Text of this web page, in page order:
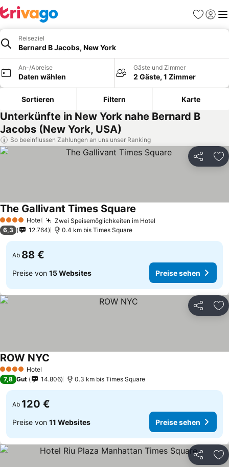
Favoriten
Reiseziel
Bernard B Jacobs, New York
An-/Abreise
Daten wählen
Gäste und Zimmer
2 Gäste, 1 Zimmer
Sortieren Filtern Karte
Unterkünfte in New York nahe Bernard B
Jacobs (New York, USA)
So beeinflussen Zahlungen an uns unser Ranking
Teilen
4 Sterne Hotel Zwei Speisemöglichkeiten im Hotel
The Gallivant Times Square
6,3 12.764 0.4 km bis Times Square
Ab 88 €
Preise von 15 Websites Preise sehen
Teilen
4 Sterne Hotel
ROW NYC
7,8 Gut 14.806 0.3 km bis Times Square
Ab 120 €
Preise von 11 Websites Preise sehen
Teilen